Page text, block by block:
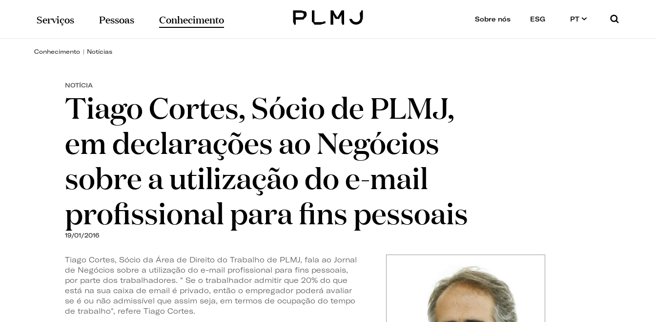
PLMJ
Serviços Pessoas Conhecimento Sobre nós ESG PT
Conhecimento Notícias
NOTÍCIA
Tiago Cortes, Sócio de PLMJ,
em declarações ao Negócios
sobre a utilização do e-mail
profissional para fins pessoais
19/01/2016
Tiago Cortes, Sócio da Área de Direito do Trabalho de PLMJ, fala ao Jornal
de Negócios sobre a utilização do e-mail profissional para fins pessoais,
por parte dos trabalhadores. " Se o trabalhador admitir que 20% do que
está na sua caixa de email é privado, então o empregador poderá avaliar
se é ou não admissível que assim seja, em termos de ocupação do tempo
de trabalho", refere Tiago Cortes.